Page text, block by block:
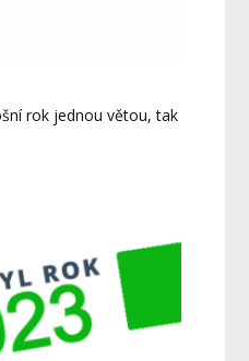
rok jednou větou, tak